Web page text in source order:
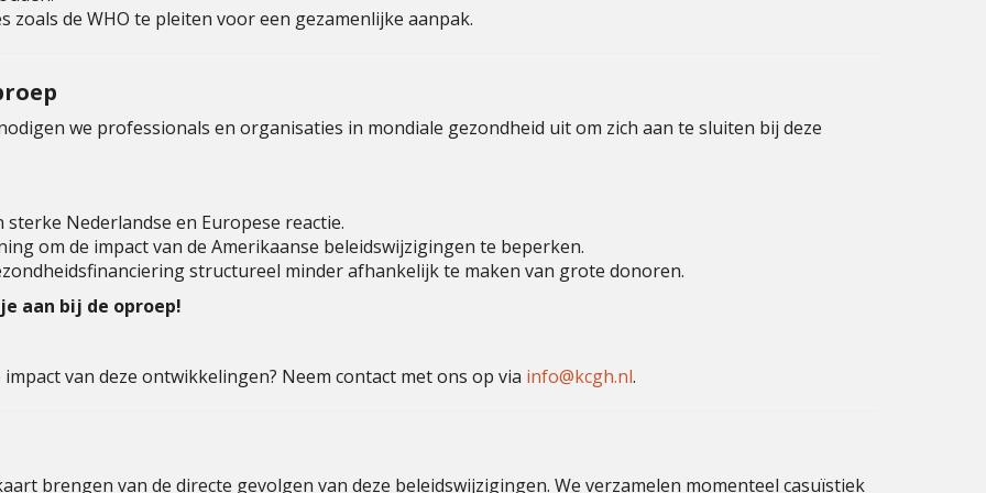
de WHO te pleiten voor een gezamenlijke aanpak.
we professionals en organisaties in mondiale gezondheid uit om zich aan te sluiten bij deze
Nederlandse en Europese reactie.
om de impact van de Amerikaanse beleidswijzigingen te beperken.
structureel minder afhankelijk te maken van grote donoren.
aan bij de oproep!
van deze ontwikkelingen? Neem contact met ons op via info@kcgh.nl.
brengen van de directe gevolgen van deze beleidswijzigingen. We verzamelen momenteel casuïstiek